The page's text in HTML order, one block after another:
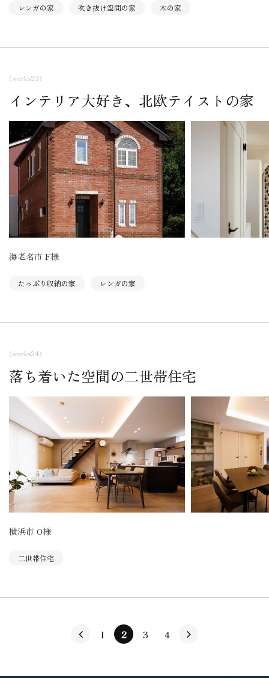
レンガの家 吹き抜け空間の家 木の家
(works23)
インテリア大好き、北欧テイストの家
海老名市 F様
たっぷり収納の家 レンガの家
(works24)
落ち着いた空間の二世帯住宅
横浜市 O様
二世帯住宅
1 2 3 4